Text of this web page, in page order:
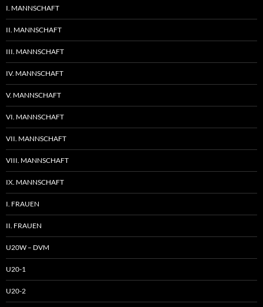
I. MANNSCHAFT
II. MANNSCHAFT
III. MANNSCHAFT
IV. MANNSCHAFT
V. MANNSCHAFT
VI. MANNSCHAFT
VII. MANNSCHAFT
VIII. MANNSCHAFT
IX. MANNSCHAFT
I. FRAUEN
II. FRAUEN
U20W – DVM
U20-1
U20-2